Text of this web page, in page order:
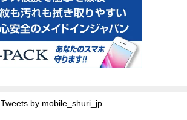
Tweets by mobile_shuri_jp